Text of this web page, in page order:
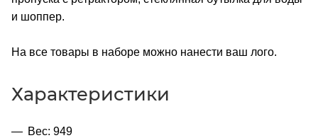
и шоппер.
На все товары в наборе можно нанести ваш лого.
Характеристики
Вес: 949